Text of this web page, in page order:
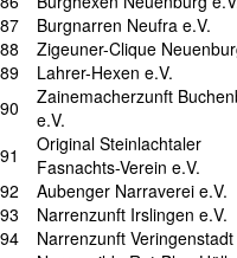
87
Burgnarren Neufra e.V.
88
Zigeuner-Clique
89
Lahrer-Hexen e.V.
90
Zainemacherzunft
e.V.
91
Original Steinlachtaler
Fasnachts-Verein e.V.
92
Aubenger Narraverei e.V.
93
Narrenzunft Irslingen e.V.
94
Narrenzunft Veringenstadt